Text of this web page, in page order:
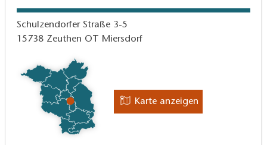
Schulzendorfer Straße 3-5
15738 Zeuthen OT Miersdorf
Karte anzeigen